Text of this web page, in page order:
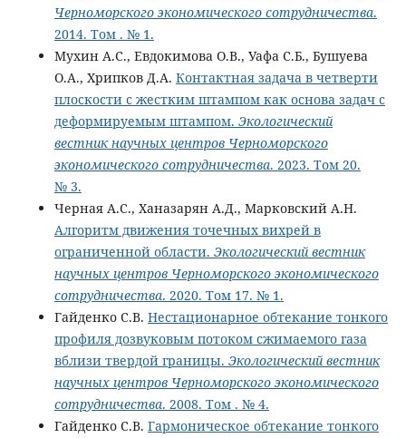
Черноморского экономического сотрудничества.
2014. Том . № 1.
Мухин А.С., Евдокимова О.В., Уафа С.Б., Бушуева
О.А., Хрипков Д.А. Контактная задача в четверти
плоскости с жестким штампом как основа задач с
деформируемым штампом. Экологический
вестник научных центров Черноморского
экономического сотрудничества. 2023. Том 20.
№ 3.
Черная А.С., Ханазарян А.Д., Марковский А.Н.
Алгоритм движения точечных вихрей в
ограниченной области. Экологический вестник
научных центров Черноморского экономического
сотрудничества. 2020. Том 17. № 1.
Гайденко С.В. Нестационарное обтекание тонкого
профиля дозвуковым потоком сжимаемого газа
вблизи твердой границы. Экологический вестник
научных центров Черноморского экономического
сотрудничества. 2008. Том . № 4.
Гайденко С.В. Гармоническое обтекание тонкого